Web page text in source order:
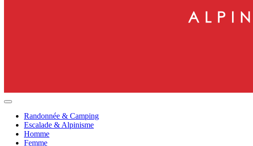
Randonnée & Camping
Escalade & Alpinisme
Homme
Femme